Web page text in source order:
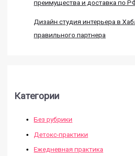
преимущества и доставка по
Дизайн студия интерьера в
правильного партнера
Категории
Без рубрики
Детокс-практики
Ежедневная практика